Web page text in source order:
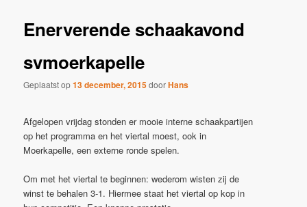
Enerverende schaakavond
svmoerkapelle
Geplaatst op13 december, 2015doorHans
Afgelopen vrijdag stonden er mooie interne schaakpartijen
op het programma en het viertal moest, ook in
Moerkapelle, een externe ronde spelen.
Om met het viertal te beginnen: wederom wisten zij de
winst te behalen 3-1. Hiermee staat het viertal op kop in